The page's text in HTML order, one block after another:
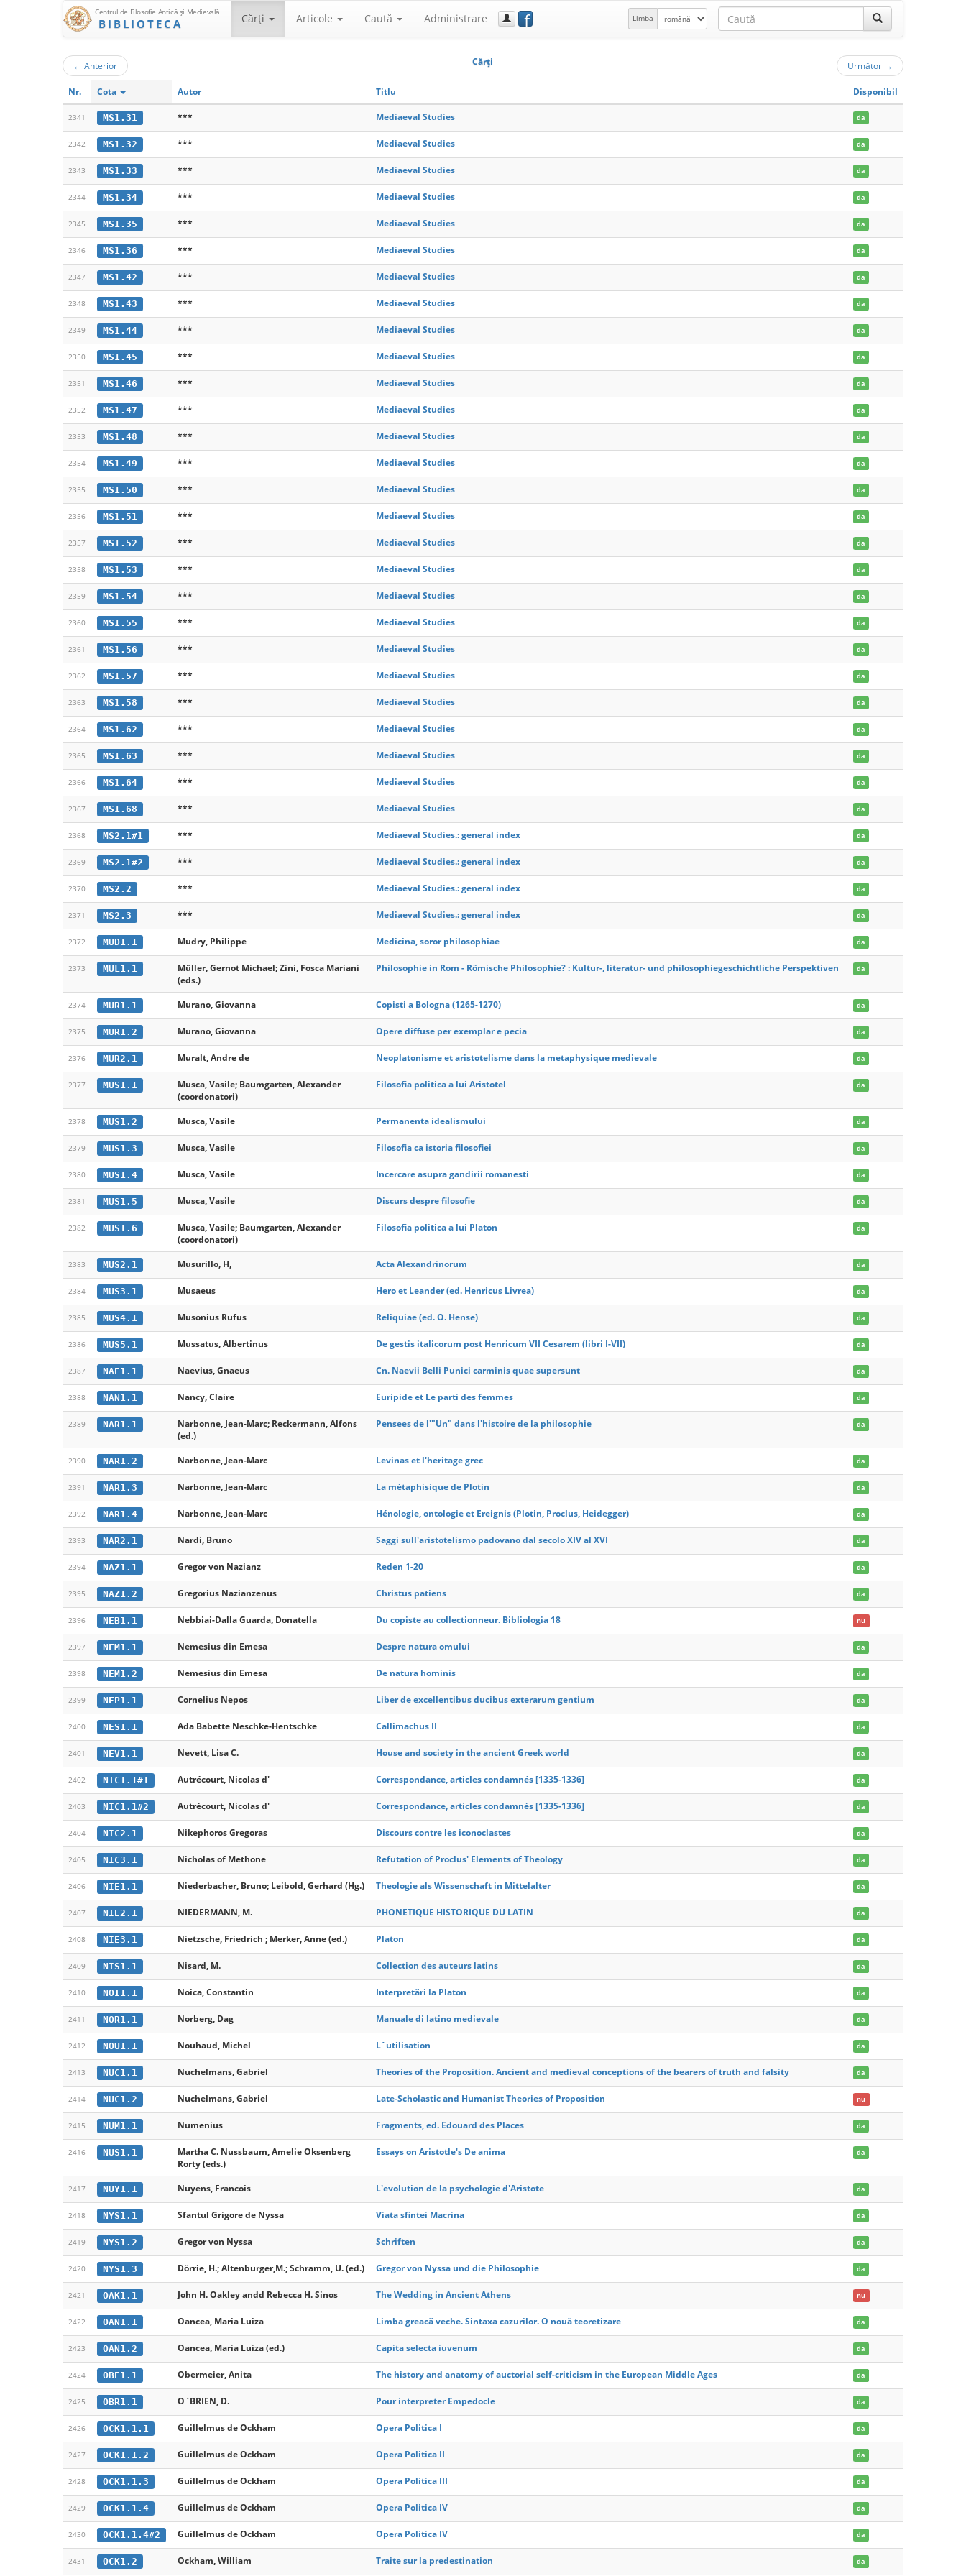
Centrul de Filosofie Antică şi Medievală
BIBLIOTECA Cărţi Articole Caută Administrare f Limba
← Anterior Cărţi Următor →
Nr. Cota Autor Titlu Disponibil
2341 MS1.31 *** Mediaeval Studies da
2342 MS1.32 *** Mediaeval Studies da
2343 MS1.33 *** Mediaeval Studies da
2344 MS1.34 *** Mediaeval Studies da
2345 MS1.35 *** Mediaeval Studies da
2346 MS1.36 *** Mediaeval Studies da
2347 MS1.42 *** Mediaeval Studies da
2348 MS1.43 *** Mediaeval Studies da
2349 MS1.44 *** Mediaeval Studies da
2350 MS1.45 *** Mediaeval Studies da
2351 MS1.46 *** Mediaeval Studies da
2352 MS1.47 *** Mediaeval Studies da
2353 MS1.48 *** Mediaeval Studies da
2354 MS1.49 *** Mediaeval Studies da
2355 MS1.50 *** Mediaeval Studies da
2356 MS1.51 *** Mediaeval Studies da
2357 MS1.52 *** Mediaeval Studies da
2358 MS1.53 *** Mediaeval Studies da
2359 MS1.54 *** Mediaeval Studies da
2360 MS1.55 *** Mediaeval Studies da
2361 MS1.56 *** Mediaeval Studies da
2362 MS1.57 *** Mediaeval Studies da
2363 MS1.58 *** Mediaeval Studies da
2364 MS1.62 *** Mediaeval Studies da
2365 MS1.63 *** Mediaeval Studies da
2366 MS1.64 *** Mediaeval Studies da
2367 MS1.68 *** Mediaeval Studies da
2368 MS2.1#1 *** Mediaeval Studies.: general index da
2369 MS2.1#2 *** Mediaeval Studies.: general index da
2370 MS2.2 *** Mediaeval Studies.: general index da
2371 MS2.3 *** Mediaeval Studies.: general index da
2372 MUD1.1 Mudry, Philippe Medicina, soror philosophiae da
2373 MUL1.1
Müller, Gernot Michael; Zini, Fosca Mariani
(eds.)
Philosophie in Rom - Römische Philosophie? : Kultur-, literatur- und philosophiegeschichtliche Perspektiven da
2374 MUR1.1 Murano, Giovanna Copisti a Bologna (1265-1270) da
2375 MUR1.2 Murano, Giovanna Opere diffuse per exemplar e pecia da
2376 MUR2.1 Muralt, Andre de Neoplatonisme et aristotelisme dans la metaphysique medievale da
2377 MUS1.1
Musca, Vasile; Baumgarten, Alexander
(coordonatori)
Filosofia politica a lui Aristotel da
2378 MUS1.2 Musca, Vasile Permanenta idealismului da
2379 MUS1.3 Musca, Vasile Filosofia ca istoria filosofiei da
2380 MUS1.4 Musca, Vasile Incercare asupra gandirii romanesti da
2381 MUS1.5 Musca, Vasile Discurs despre filosofie da
2382 MUS1.6
Musca, Vasile; Baumgarten, Alexander
(coordonatori)
Filosofia politica a lui Platon da
2383 MUS2.1 Musurillo, H, Acta Alexandrinorum da
2384 MUS3.1 Musaeus Hero et Leander (ed. Henricus Livrea) da
2385 MUS4.1 Musonius Rufus Reliquiae (ed. O. Hense) da
2386 MUS5.1 Mussatus, Albertinus De gestis italicorum post Henricum VII Cesarem (libri I-VII) da
2387 NAE1.1 Naevius, Gnaeus Cn. Naevii Belli Punici carminis quae supersunt da
2388 NAN1.1 Nancy, Claire Euripide et Le parti des femmes da
2389 NAR1.1
Narbonne, Jean-Marc; Reckermann, Alfons
(ed.)
Pensees de l'"Un" dans l'histoire de la philosophie da
2390 NAR1.2 Narbonne, Jean-Marc Levinas et l'heritage grec da
2391 NAR1.3 Narbonne, Jean-Marc La métaphisique de Plotin da
2392 NAR1.4 Narbonne, Jean-Marc Hénologie, ontologie et Ereignis (Plotin, Proclus, Heidegger) da
2393 NAR2.1 Nardi, Bruno Saggi sull'aristotelismo padovano dal secolo XIV al XVI da
2394 NAZ1.1 Gregor von Nazianz Reden 1-20 da
2395 NAZ1.2 Gregorius Nazianzenus Christus patiens da
2396 NEB1.1 Nebbiai-Dalla Guarda, Donatella Du copiste au collectionneur. Bibliologia 18 nu
2397 NEM1.1 Nemesius din Emesa Despre natura omului da
2398 NEM1.2 Nemesius din Emesa De natura hominis da
2399 NEP1.1 Cornelius Nepos Liber de excellentibus ducibus exterarum gentium da
2400 NES1.1 Ada Babette Neschke-Hentschke Callimachus II da
2401 NEV1.1 Nevett, Lisa C. House and society in the ancient Greek world da
2402 NIC1.1#1 Autrécourt, Nicolas d' Correspondance, articles condamnés [1335-1336] da
2403 NIC1.1#2 Autrécourt, Nicolas d' Correspondance, articles condamnés [1335-1336] da
2404 NIC2.1 Nikephoros Gregoras Discours contre les iconoclastes da
2405 NIC3.1 Nicholas of Methone Refutation of Proclus' Elements of Theology da
2406 NIE1.1 Niederbacher, Bruno; Leibold, Gerhard (Hg.) Theologie als Wissenschaft in Mittelalter da
2407 NIE2.1 NIEDERMANN, M. PHONETIQUE HISTORIQUE DU LATIN da
2408 NIE3.1 Nietzsche, Friedrich ; Merker, Anne (ed.) Platon da
2409 NIS1.1 Nisard, M. Collection des auteurs latins da
2410 NOI1.1 Noica, Constantin Interpretări la Platon da
2411 NOR1.1 Norberg, Dag Manuale di latino medievale da
2412 NOU1.1 Nouhaud, Michel L`utilisation da
2413 NUC1.1 Nuchelmans, Gabriel Theories of the Proposition. Ancient and medieval conceptions of the bearers of truth and falsity da
2414 NUC1.2 Nuchelmans, Gabriel Late-Scholastic and Humanist Theories of Proposition nu
2415 NUM1.1 Numenius Fragments, ed. Edouard des Places da
2416 NUS1.1
Martha C. Nussbaum, Amelie Oksenberg
Rorty (eds.)
Essays on Aristotle's De anima da
2417 NUY1.1 Nuyens, Francois L'evolution de la psychologie d'Aristote da
2418 NYS1.1 Sfantul Grigore de Nyssa Viata sfintei Macrina da
2419 NYS1.2 Gregor von Nyssa Schriften da
2420 NYS1.3 Dörrie, H.; Altenburger,M.; Schramm, U. (ed.) Gregor von Nyssa und die Philosophie da
2421 OAK1.1 John H. Oakley andd Rebecca H. Sinos The Wedding in Ancient Athens nu
2422 OAN1.1 Oancea, Maria Luiza Limba greacă veche. Sintaxa cazurilor. O nouă teoretizare da
2423 OAN1.2 Oancea, Maria Luiza (ed.) Capita selecta iuvenum da
2424 OBE1.1 Obermeier, Anita The history and anatomy of auctorial self-criticism in the European Middle Ages da
2425 OBR1.1 O`BRIEN, D. Pour interpreter Empedocle da
2426 OCK1.1.1 Guillelmus de Ockham Opera Politica I da
2427 OCK1.1.2 Guillelmus de Ockham Opera Politica II da
2428 OCK1.1.3 Guillelmus de Ockham Opera Politica III da
2429 OCK1.1.4 Guillelmus de Ockham Opera Politica IV da
2430 OCK1.1.4#2 Guillelmus de Ockham Opera Politica IV da
2431 OCK1.2 Ockham, William Traite sur la predestination da